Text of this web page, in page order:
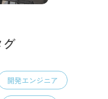
開発エンジニア